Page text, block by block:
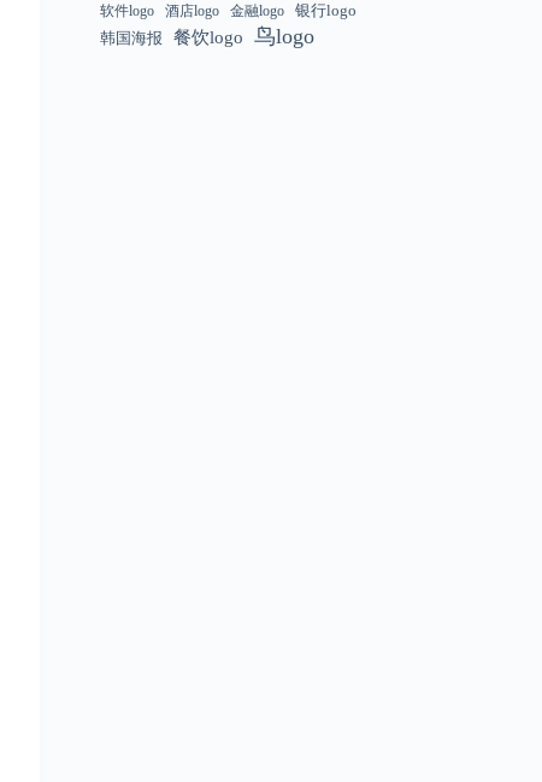
软件logo
酒店logo 金融logo
银行logo
韩国海报
餐饮logo 鸟logo